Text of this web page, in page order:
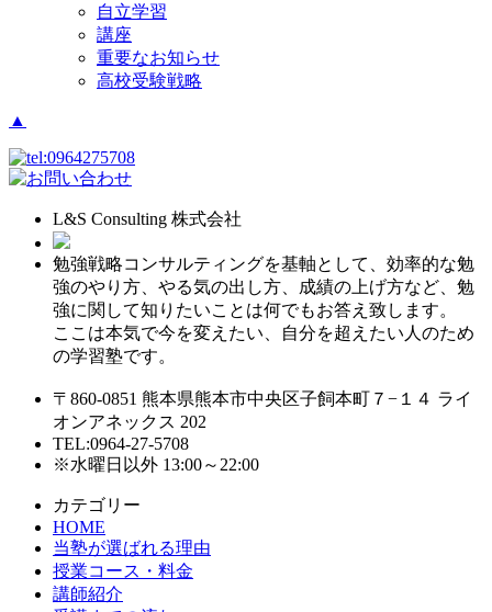
自立学習
講座
重要なお知らせ
高校受験戦略
▲
L&S Consulting 株式会社
勉強戦略コンサルティングを基軸として、効率的な勉
強のやり方、やる気の出し方、成績の上げ方など、勉
強に関して知りたいことは何でもお答え致します。
ここは本気で今を変えたい、自分を超えたい人のため
の学習塾です。
〒860-0851 熊本県熊本市中央区子飼本町７−１４ ライ
オンアネックス 202
TEL:0964-27-5708
※水曜日以外 13:00～22:00
カテゴリー
HOME
当塾が選ばれる理由
授業コース・料金
講師紹介